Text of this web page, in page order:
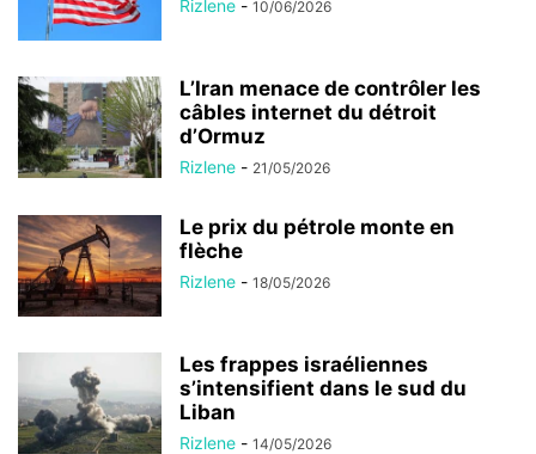
Rizlene - 10/06/2026
L’Iran menace de contrôler les
câbles internet du détroit
d’Ormuz
Rizlene - 21/05/2026
Le prix du pétrole monte en
flèche
Rizlene - 18/05/2026
Les frappes israéliennes
s’intensifient dans le sud du
Liban
Rizlene - 14/05/2026